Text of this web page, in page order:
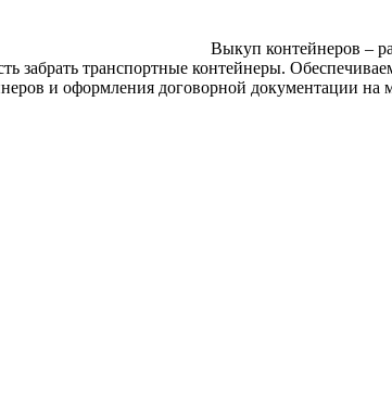
Выкуп контейнеров –
забрать транспортные контейнеры.
и оформления договорной документации на